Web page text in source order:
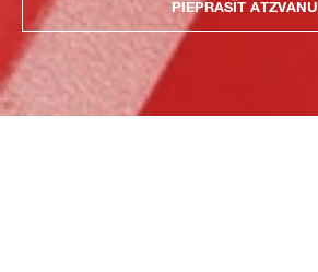
PIEPRASĪT ATZVANU